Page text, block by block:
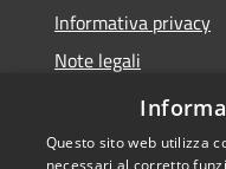
Informativa privacy
Note legali
Dichiarazione di
Questo sito web utilizza
necessari al corretto